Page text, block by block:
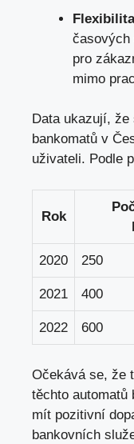
časových
pro
mimo
Data ukazují,
bankomatů v
uživateli. Podle
Rok
2020 250
2021 400
2022 600
Očekává se, že
těchto automatů
mít pozitivní
bankovních